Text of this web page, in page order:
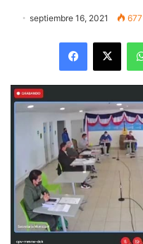
septiembre 16, 2021 677
Facebook
X